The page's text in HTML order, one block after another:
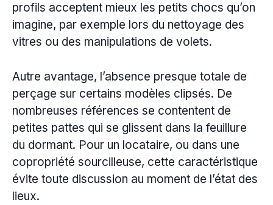
profils acceptent mieux les petits chocs qu’on
imagine, par exemple lors du nettoyage des
vitres ou des manipulations de volets.
Autre avantage, l’absence presque totale de
perçage sur certains modèles clipsés. De
nombreuses références se contentent de
petites pattes qui se glissent dans la feuillure
du dormant. Pour un locataire, ou dans une
copropriété sourcilleuse, cette caractéristique
évite toute discussion au moment de l’état des
lieux.